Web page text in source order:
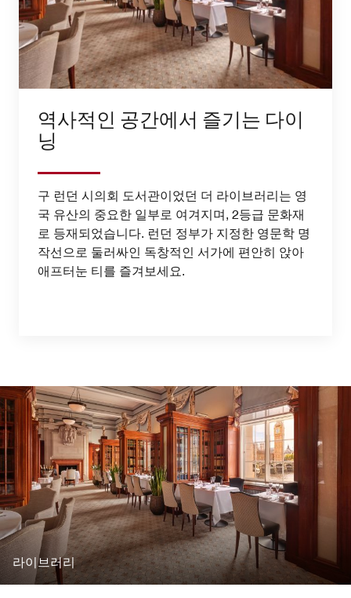
역사적인 공간에서 즐기는 다이
닝
구 런던 시의회 도서관이었던 더 라이브러리는 영
국 유산의 중요한 일부로 여겨지며, 2등급 문화재
로 등재되었습니다. 런던 정부가 지정한 영문학 명
작선으로 둘러싸인 독창적인 서가에 편안히 앉아
애프터눈 티를 즐겨보세요.
라이브러리